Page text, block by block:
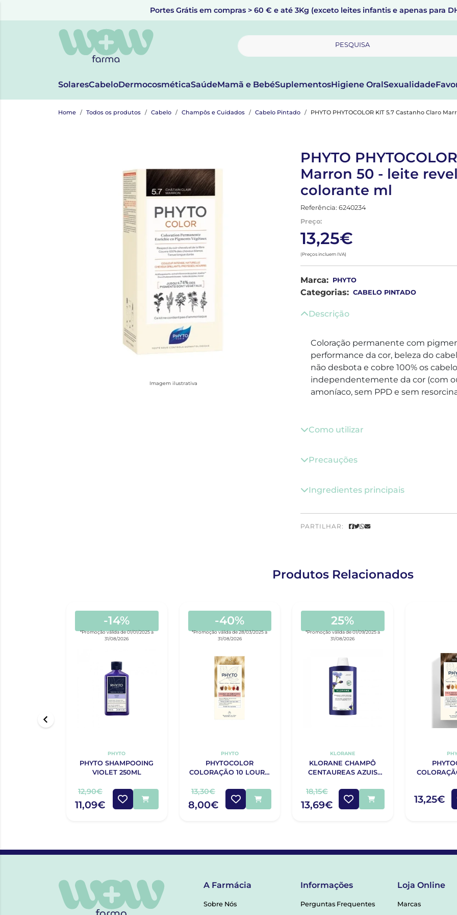
Portes Grátis em compras > 60 € e até 3Kg (exceto leites infantis e apenas para
PESQUISA
SolaresCabeloDermocosméticaSaúdeMamã e BebéSuplementosHigiene OralSexualidade
Home Todos os produtos Cabelo Champôs e Cuidados Cabelo Pintado PHYTO PHYTOCOLOR KIT 5.7 Castanho Claro
Imagem ilustrativa
PHYTO
Marron 50 - leite
colorante ml
Referência: 6240234
Preço:
13,25€
(Preços incluem IVA)
Marca: PHYTO
Categorias: CABELO PINTADO
Descrição
Coloração permanente com
performance da cor, beleza do
não desbota e cobre 100% os
independentemente da cor (com
amoníaco, sem PPD e sem
Como utilizar
Precauções
Ingredientes principais
PARTILHAR:
Produtos Relacionados
-14%
*Promoção válida de 01/01/2025 a
31/08/2026
PHYTO
PHYTO SHAMPOOING
VIOLET 250ML
12,90€
11,09€
-40%
*Promoção válida de 28/03/2025 a
31/08/2026
PHYTO
PHYTOCOLOR
COLORAÇÃO 10 LOURO
13,30€
8,00€
25%
*Promoção válida de 01/09/2025 a
31/08/2026
KLORANE
KLORANE CHAMPÔ
CENTAUREAS AZUIS
18,15€
13,69€ 13,25€
A Farmácia
Sobre Nós
Informações
Perguntas Frequentes
Loja Online
Marcas